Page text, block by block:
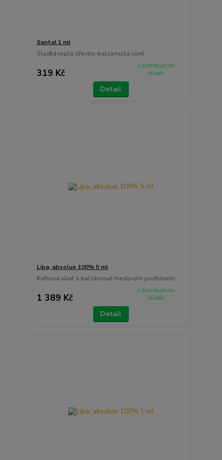
Santal 1 ml
Sladká teplá dřevito-balzamická vůně.
319 Kč
v distribučním
skladu
Detail
Lípa, absolue 100% 5 ml
Květová vůně s balzámově medovým podtónem.
1 389 Kč
v distribučním
skladu
Detail